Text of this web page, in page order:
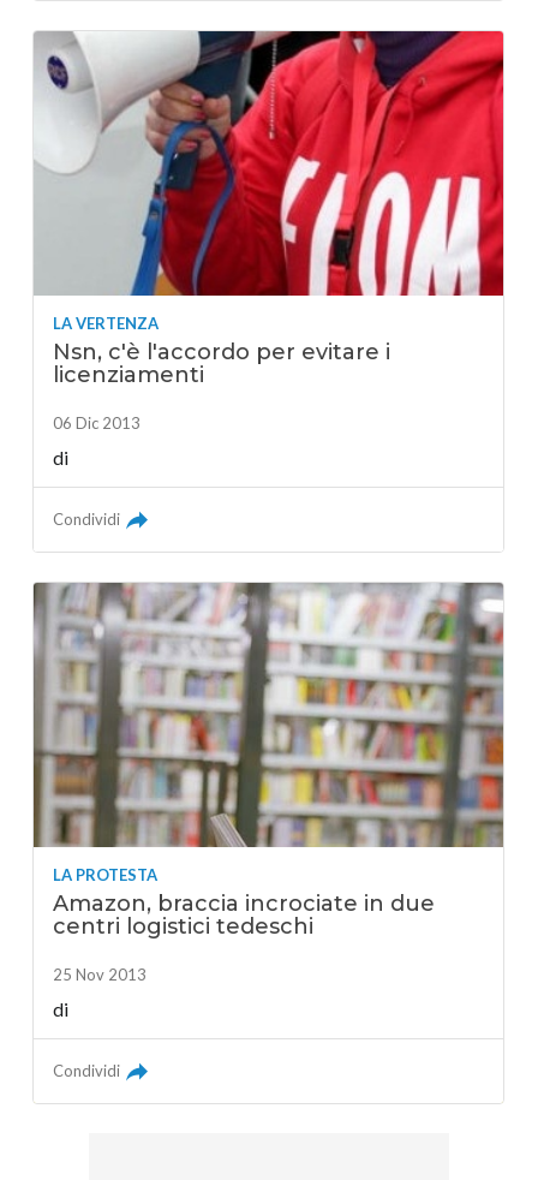
LA VERTENZA
Nsn, c'è l'accordo per evitare i
licenziamenti
06 Dic 2013
di
Condividi
LA PROTESTA
Amazon, braccia incrociate in due
centri logistici tedeschi
25 Nov 2013
di
Condividi